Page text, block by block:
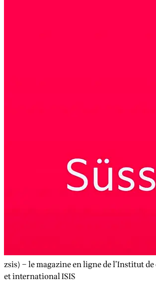
zsis) – le magazine en ligne de l’Institut
et international ISIS